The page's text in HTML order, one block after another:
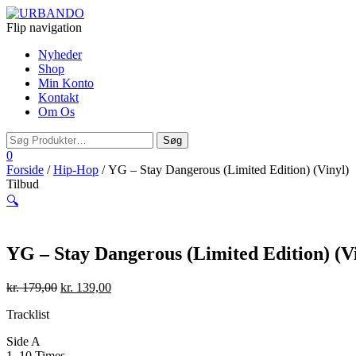
Flip navigation
Nyheder
Shop
Min Konto
Kontakt
Om Os
0
Forside /Hip-Hop / YG – Stay Dangerous (Limited Edition) (Vinyl)
Tilbud
🔍
YG – Stay Dangerous (Limited Edition)
kr.179,00 kr. 139,00
Tracklist
Side A